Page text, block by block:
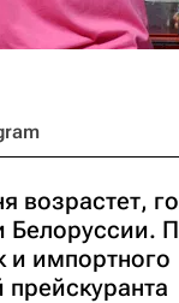
возрастет,
Белоруссии.
и импортного